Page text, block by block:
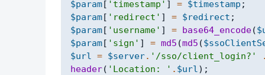
$param[ 'timestamp' ] = $timestamp ;
$param[ 'redirect' ] = $redirect ;
$param[ 'username' ] = base64_encode(
$param[ 'sign' ] = md5 (md5 (
$url = $server. '/sso/client_login?'
header( 'Location: ' . $url) ;